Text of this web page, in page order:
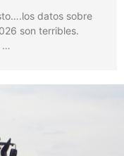
datos sobre
son terribles.
…